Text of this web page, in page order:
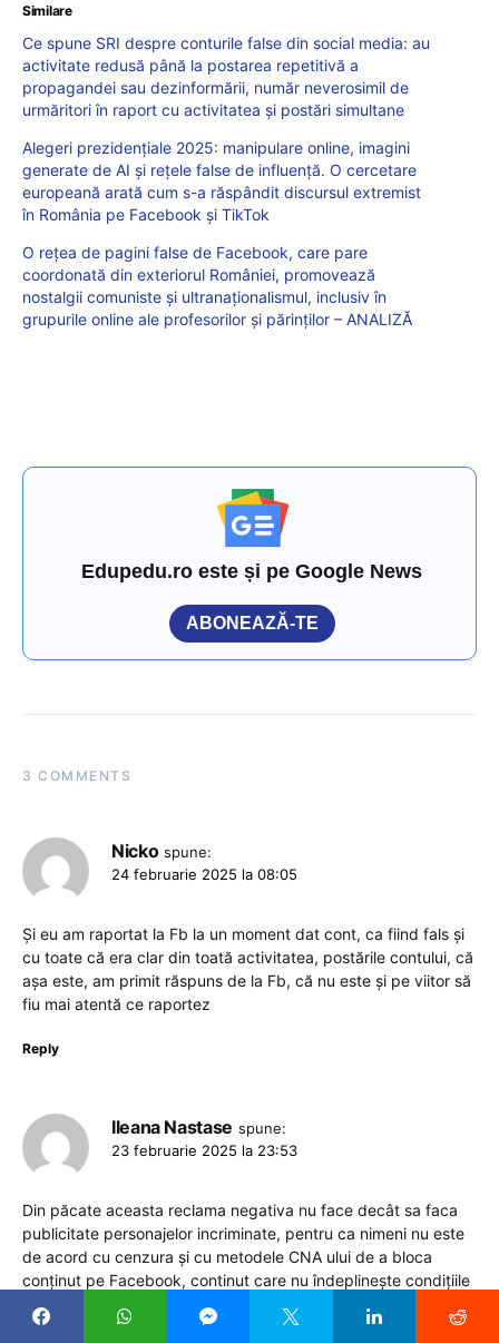
Similare
Ce spune SRI despre conturile false din social media: au
activitate redusă până la postarea repetitivă a
propagandei sau dezinformării, număr neverosimil de
urmăritori în raport cu activitatea și postări simultane
Alegeri prezidențiale 2025: manipulare online, imagini
generate de AI și rețele false de influență. O cercetare
europeană arată cum s-a răspândit discursul extremist
în România pe Facebook și TikTok
O rețea de pagini false de Facebook, care pare
coordonată din exteriorul României, promovează
nostalgii comuniste și ultranaționalismul, inclusiv în
grupurile online ale profesorilor și părinților – ANALIZĂ
Edupedu.ro este și pe Google News
ABONEAZĂ-TE
3 COMMENTS
Nicko spune:
24 februarie 2025 la 08:05
Și eu am raportat la Fb la un moment dat cont, ca fiind fals și
cu toate că era clar din toată activitatea, postările contului, că
așa este, am primit răspuns de la Fb, că nu este și pe viitor să
fiu mai atentă ce raportez
Reply
Ileana Nastase spune:
23 februarie 2025 la 23:53
Din păcate aceasta reclama negativa nu face decât sa faca
publicitate personajelor incriminate, pentru ca nimeni nu este
de acord cu cenzura și cu metodele CNA ului de a bloca
conținut pe Facebook, continut care nu îndeplinește condițiile
de a fi defăimător, injurios, agresiv, vulgar sau amenințător,
paginile respective, din câte se vede, sunt doar reclame